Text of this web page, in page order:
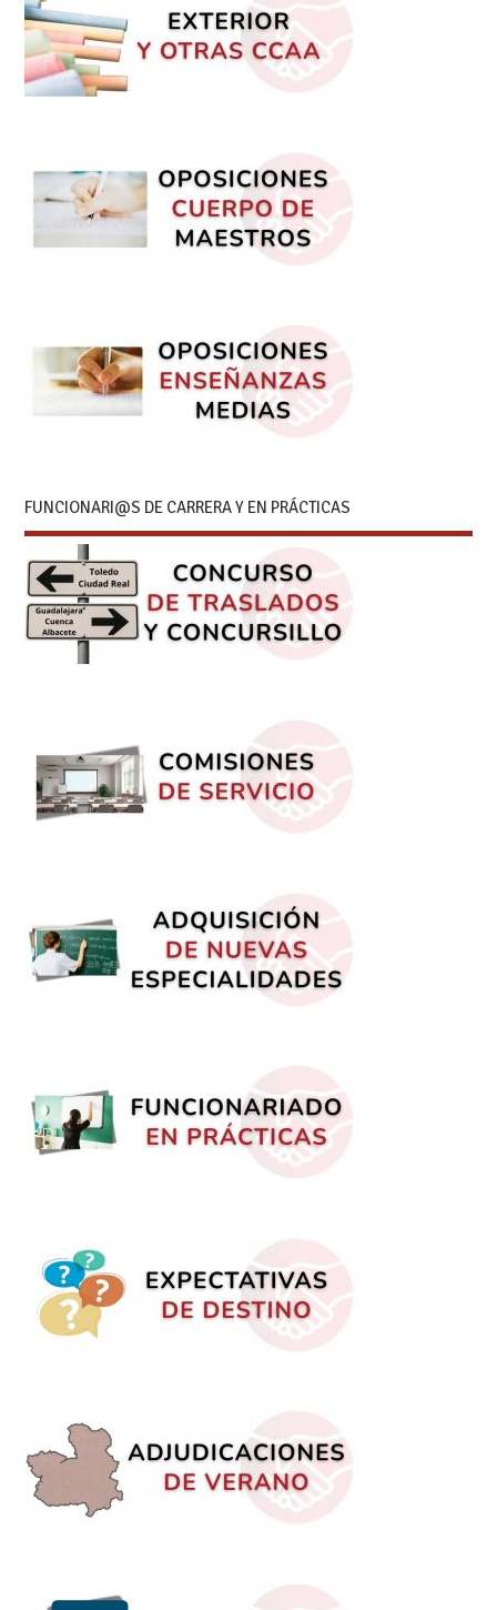
FUNCIONARI@S DE CARRERA Y EN PRÁCTICAS